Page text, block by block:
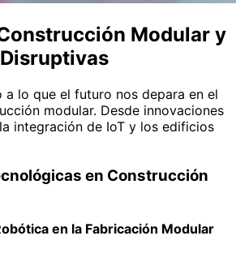
Modular y
a lo que el futuro nos depara en el
modular. Desde innovaciones
integración de IoT y los edificios
en Construcción
en la Fabricación Modular